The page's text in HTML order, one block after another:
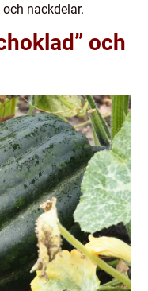
nackdelar.
och